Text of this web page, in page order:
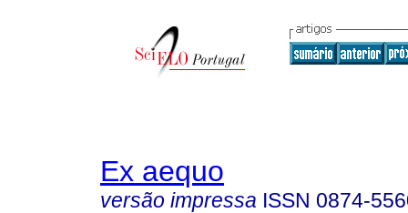
Ex aequo
versão impressa ISSN 0874-